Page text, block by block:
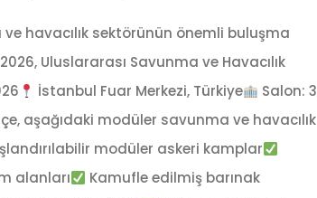
havacılık sektörünün önemli buluşma
Uluslararası Savunma ve Havacılık
İstanbul Fuar Merkezi, Türkiye
Salon: 3 |
aşağıdaki modüler savunma ve havacılık
modüler askeri kamplar
alanları
Kamufle edilmiş barınak